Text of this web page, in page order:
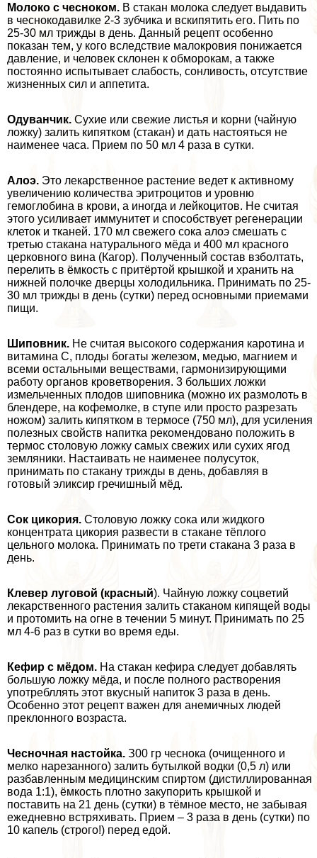
Молоко с чесноком. В стакан молока следует выдавить
в чеснокодавилке 2-3 зубчика и вскипятить его. Пить по
25-30 мл трижды в день. Данный рецепт особенно
показан тем, у кого вследствие малокровия понижается
давление, и человек склонен к обморокам, а также
постоянно испытывает слабость, сонливость, отсутствие
жизненных сил и аппетита.
Одуванчик. Сухие или свежие листья и корни (чайную
ложку) залить кипятком (стакан) и дать настояться не
наименее часа. Прием по 50 мл 4 раза в сутки.
Алоэ. Это лекарственное растение ведет к активному
увеличению количества эритроцитов и уровню
гемоглобина в крови, а иногда и лейкоцитов. Не считая
этого усиливает иммунитет и способствует регенерации
клеток и тканей. 170 мл свежего сока алоэ смешать с
третью стакана натурального мёда и 400 мл красного
церковного вина (Кагор). Полученный состав взболтать,
перелить в ёмкость с притёртой крышкой и хранить на
нижней полочке дверцы холодильника. Принимать по 25-
30 мл трижды в день (сутки) перед основными приемами
пищи.
Шиповник. Не считая высокого содержания каротина и
витамина С, плоды богаты железом, медью, магнием и
всеми остальными веществами, гармонизирующими
работу органов кроветворения. 3 больших ложки
измельченных плодов шиповника (можно их размолоть в
блендере, на кофемолке, в ступе или просто разрезать
ножом) залить кипятком в термосе (750 мл), для усиления
полезных свойств напитка рекомендовано положить в
термос столовую ложку самых свежих или сухих ягод
земляники. Настаивать не наименее полусуток,
принимать по стакану трижды в день, добавляя в
готовый эликсир гречишный мёд.
Сок цикория. Столовую ложку сока или жидкого
концентрата цикория развести в стакане тёплого
цельного молока. Принимать по трети стакана 3 раза в
день.
Клевер луговой (красный). Чайную ложку соцветий
лекарственного растения залить стаканом кипящей воды
и протомить на огне в течении 5 минут. Принимать по 25
мл 4-6 раз в сутки во время еды.
Кефир с мёдом. На стакан кефира следует добавлять
большую ложку мёда, и после полного растворения
употрeбллять этот вкусный напиток 3 раза в день.
Особенно этот рецепт важен для анемичных людей
преклонного возраста.
Чесночная настойка. З00 гр чеснока (очищенного и
мелко нарезанного) залить бутылкой водки (0,5 л) или
разбавленным медицинским спиртом (дистиллированная
вода 1:1), ёмкость плотно закупорить крышкой и
поставить на 21 день (сутки) в тёмное место, не забывая
ежедневно встряхивать. Прием – 3 раза в день (сутки) по
10 капель (строго!) перед едой.